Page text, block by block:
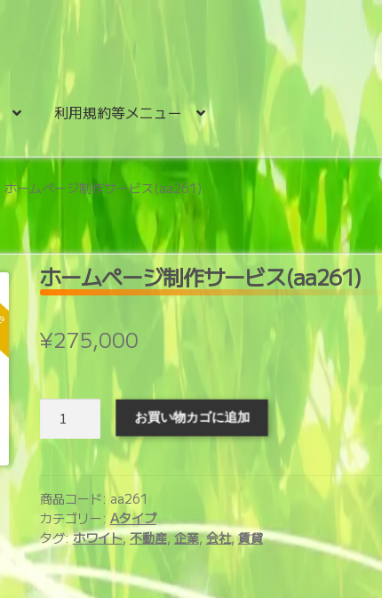
利用規約等メニュー
ホームページ制作サービス(aa261)
ホームページ制作サービス(aa261)
¥275,000
ー
ジ
制
作
サ
お買い物カゴに追加
商品コード: aa261
カテゴリー: Aタイプ
タグ:ホワイト,不動産,企業,会社,賃貸